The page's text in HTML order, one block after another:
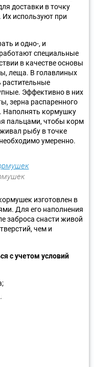
доставки в точку
используют при
и одно-, и
специальные
в качестве основы
леща. В голавлиных
Эффективно в них
зерна распаренного
Наполнять кормушку
пальцами, чтобы корм
рыбу в точке
умеренно.
изготовлен в
Для его наполнения
заброса снасти живой
чем и
с учетом условий